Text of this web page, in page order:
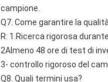
campione.
Q7. Come garantire la
R: 1.Ricerca rigorosa
2Almeno 48 ore di test di
3- controllo rigoroso del
Q8. Quali termini usa?